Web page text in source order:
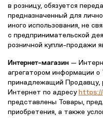
в розницу, обязуется
предназначенный для
иного использования, не
с предпринимательской
розничной купли-продажи
Интернет-магазин —
агрегатором информации о
принадлежащий Продавцу,
Интернет по адресу
представлены Товары,
приобретения, а также